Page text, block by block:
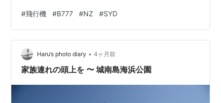
イストチャーチ、オークランド、米国のロズウェルでス
トアされた後 2022年9月にリース会社へ返却されまし
た。 Air New Zealand B777-219ER ZK-OKD SYD ランキ
ング参加中飛行機
#飛行機 #B777 #NZ #SYD
Haru’s photo diary • 4ヶ月前
家族連れの頭上を 〜 城南島海浜公園